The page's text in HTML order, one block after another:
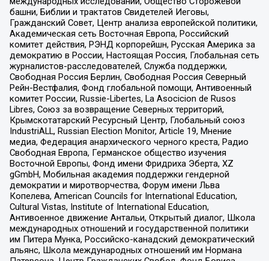
башни, Библии и трактатов Свидетелей Иеговы,
Гражданский Совет, Центр анализа европейской политики,
Академическая сеть Восточная Европа, Российский
комитет действия, РЭНД корпорейшн, Русская Америка за
демократию в России, Настоящая Россия, Глобальная сеть
журналистов-расследователей, Служба поддержки,
Свободная Россия Берлин, Свободная Россия Северный
Рейн-Вестфалия, Фонд глобальной помощи, Антивоенный
комитет России, Russie-Libertes, La Asocicion de Rusos
Libres, Союз за возвращение Северных территорий,
Крымскотатарский Ресурсный Центр, Глобальный союз
IndustriALL, Russian Election Monitor, Article 19, Мнение
медиа, Федерация анархического черного креста, Радио
Свободная Европа, Германское общество изучения
Восточной Европы, Фонд имени Фридриха Эберта, XZ
gGmbH, Мобильная академия поддержки гендерной
демократии и миротворчества, Форум имени Льва
Копелева, American Councils for International Education,
Cultural Vistas, Institute of International Education,
Антивоенное движение Антальи, Открытый диалог, Школа
международных отношений и государственной политики
им Питера Мунка, Российско-канадский демократический
альянс, Школа международных отношений им Нормана